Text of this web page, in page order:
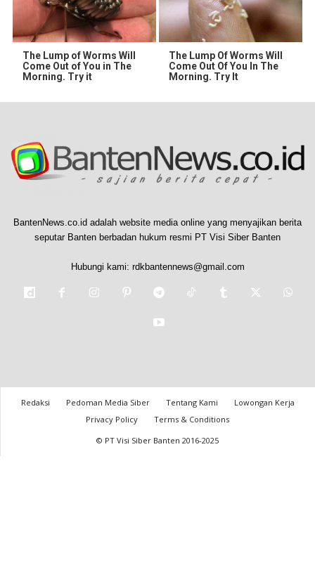
The Lump of Worms Will
Come Out of You in The
Morning. Try it
The Lump Of Worms Will
Come Out Of You In The
Morning. Try It
BantenNews.co.id adalah website media online yang menyajikan berita
seputar Banten berbadan hukum resmi PT Visi Siber Banten
Hubungi kami: rdkbantennews@gmail.com
Redaksi Pedoman Media Siber Tentang Kami
Lowongan Kerja
Privacy Policy
Terms & Conditions
© PT Visi Siber Banten 2016-2025